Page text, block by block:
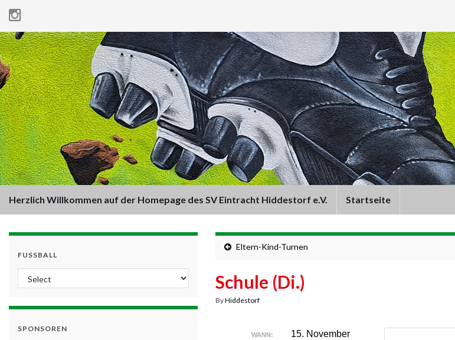
Herzlich Willkommen auf der Homepage des SV Eintracht Hiddestorf e.V. Startseite
FUSSBALL
SPONSOREN
Eltern-Kind-Turnen
Schule (Di.)
ByHiddestorf
WANN:
15. November